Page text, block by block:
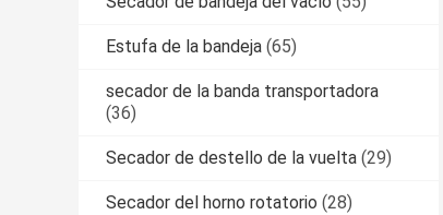
Estufa de la bandeja (65)
secador de la banda transportadora
(36)
Secador de destello de la vuelta (29)
Secador del horno rotatorio (28)